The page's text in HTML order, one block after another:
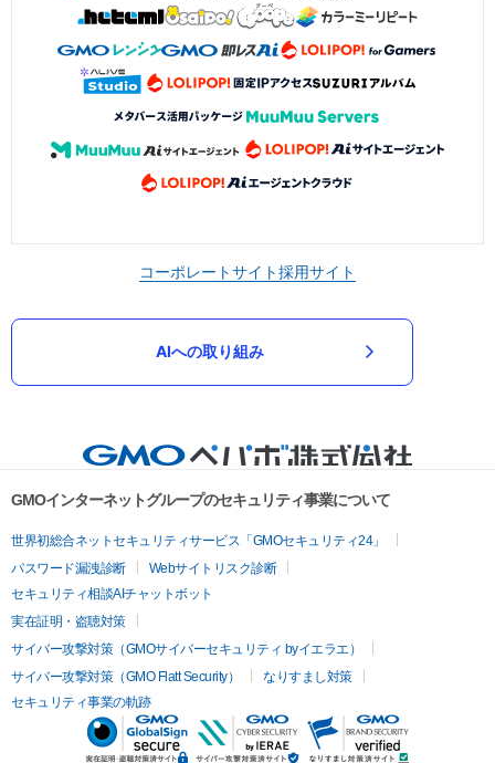
コーポレートサイト採用サイト
AIへの取り組み
GMOインターネットグループのセキュリティ事業について
世界初総合ネットセキュリティサービス「GMOセキュリティ24」
パスワード漏洩診断
Webサイトリスク診断
セキュリティ相談AIチャットボット
実在証明・盗聴対策
サイバー攻撃対策（GMOサイバーセキュリティ byイエラエ）
サイバー攻撃対策（GMO Flatt Security）
なりすまし対策
セキュリティ事業の軌跡